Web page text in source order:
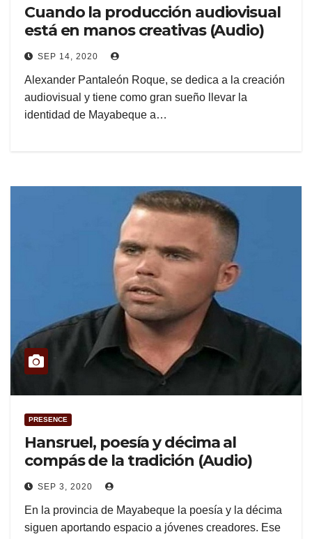
Cuando la producción audiovisual
está en manos creativas (Audio)
SEP 14, 2020
Alexander Pantaleón Roque, se dedica a la creación
audiovisual y tiene como gran sueño llevar la
identidad de Mayabeque a…
PRESENCE
Hansruel, poesía y décima al
compás de la tradición (Audio)
SEP 3, 2020
En la provincia de Mayabeque la poesía y la décima
siguen aportando espacio a jóvenes creadores. Ese